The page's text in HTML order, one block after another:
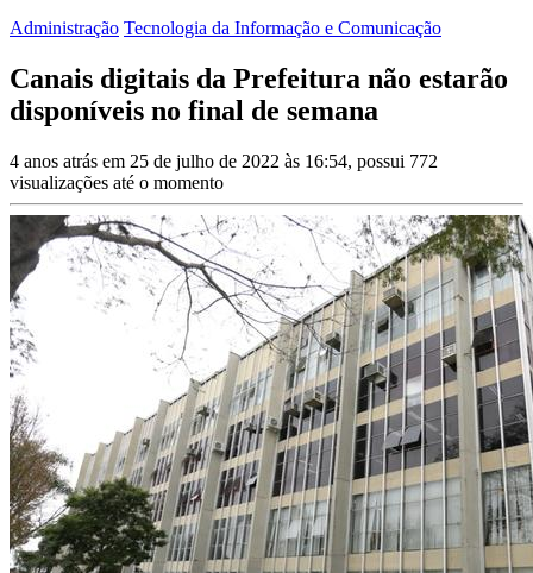
Administração Tecnologia da Informação e Comunicação
Canais digitais da Prefeitura não estarão
disponíveis no final de semana
4 anos atrás em 25 de julho de 2022 às 16:54, possui 772
visualizações até o momento